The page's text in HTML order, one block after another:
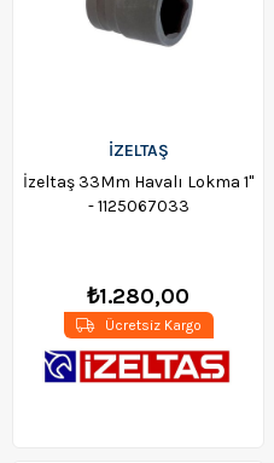
İZELTAŞ
İzeltaş 33Mm Havalı Lokma 1"
- 1125067033
₺1.280,00
Ücretsiz Kargo